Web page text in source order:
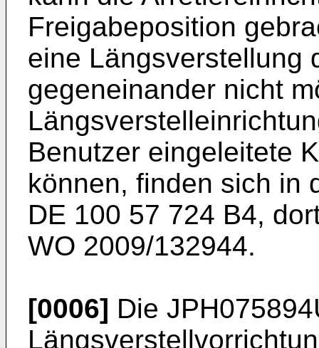
Freigabeposition
eine Längsverstellung
gegeneinander nicht
Benutzer eingeleitete
können, finden sich in
DE 100 57 724 B4,
WO 2009/132944.
[0006] Die